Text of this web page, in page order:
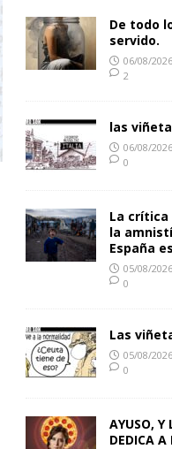
De todo
servido.
06/08/2026
2
las
06/08/2026
0
La crítica
la
España
05/08/2026
0
Las
05/08/2026
0
AYUSO, Y
DEDICA A